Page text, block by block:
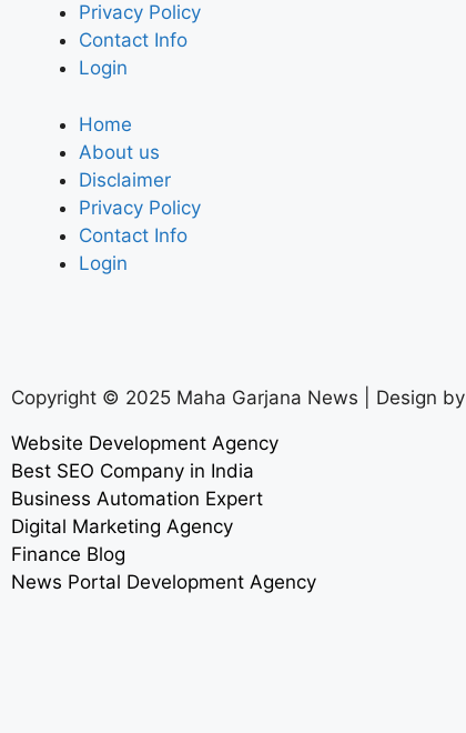
Privacy Policy
Contact Info
Login
Home
About us
Disclaimer
Privacy Policy
Contact Info
Login
Copyright © 2025 Maha Garjana News | Design by
Website Development Agency
Best SEO Company in India
Business Automation Expert
Digital Marketing Agency
Finance Blog
News Portal Development Agency